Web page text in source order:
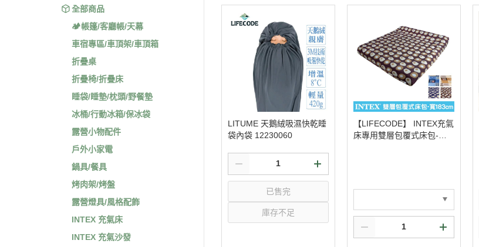
全部商品
🏕️帳篷/客廳帳/天幕
車宿專區/車頂架/車頂箱
折疊桌
折疊椅/折疊床
睡袋/睡墊/枕頭/野餐墊
冰桶/行動冰箱/保冰袋
露營小物配件
戶外小家電
鍋具/餐具
烤肉架/烤盤
露營燈具/風格配飾
INTEX 充氣床
INTEX 充氣沙發
LITUME 天鵝絨吸濕快乾睡
袋內袋 12230060
已售完
庫存不足
【LIFECODE】 INTEX充氣
床專用雙層包覆式床包-適